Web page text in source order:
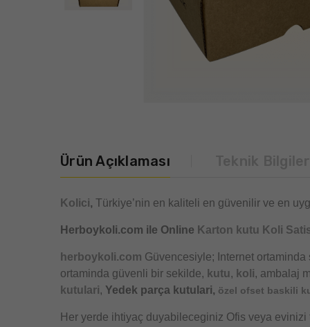
Ürün Açıklaması
Kolici, Türkiye’nin en kaliteli en güvenilir ve en
Herboykoli.com ile Online Karton kutu Koli
herboykoli.com Güvencesiyle; Internet
ortaminda güvenli bir sekilde, kutu, koli, ambalaj
kutulari, Yedek parça kutulari, özel ofset baskili
Her yerde ihtiyaç duyabileceginiz Ofis veya